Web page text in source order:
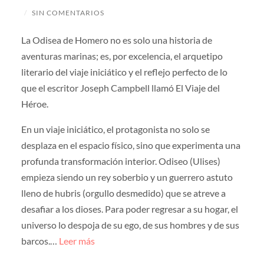
/ SIN COMENTARIOS
La Odisea de Homero no es solo una historia de
aventuras marinas; es, por excelencia, el arquetipo
literario del viaje iniciático y el reflejo perfecto de lo
que el escritor Joseph Campbell llamó El Viaje del
Héroe.
En un viaje iniciático, el protagonista no solo se
desplaza en el espacio físico, sino que experimenta una
profunda transformación interior. Odiseo (Ulises)
empieza siendo un rey soberbio y un guerrero astuto
lleno de hubris (orgullo desmedido) que se atreve a
desafiar a los dioses. Para poder regresar a su hogar, el
universo lo despoja de su ego, de sus hombres y de sus
barcos.… Leer más